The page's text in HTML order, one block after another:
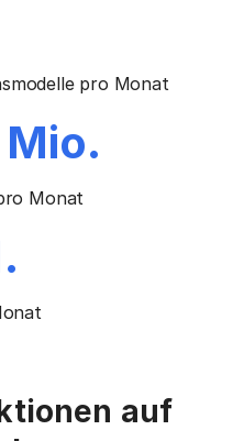
pro Monat
Monat
auf